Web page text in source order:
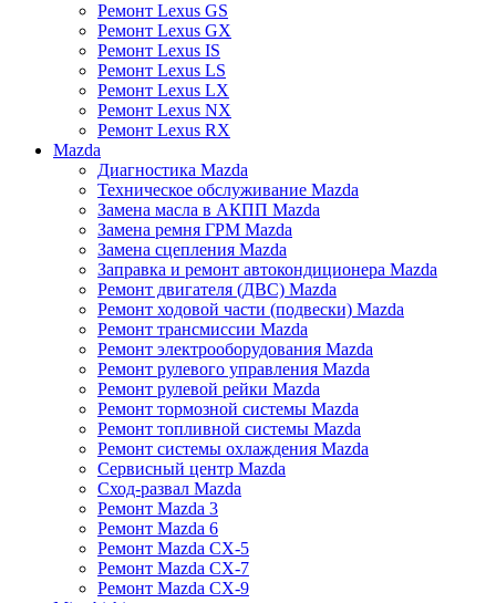
Ремонт Lexus GS
Ремонт Lexus GX
Ремонт Lexus IS
Ремонт Lexus LS
Ремонт Lexus LX
Ремонт Lexus NX
Ремонт Lexus RX
Mazda
Диагностика Mazda
Техническое обслуживание Mazda
Замена масла в АКПП Mazda
Замена ремня ГРМ Mazda
Замена сцепления Mazda
Заправка и ремонт автокондиционера Mazda
Ремонт двигателя (ДВС) Mazda
Ремонт ходовой части (подвески) Mazda
Ремонт трансмиссии Mazda
Ремонт электрооборудования Mazda
Ремонт рулевого управления Mazda
Ремонт рулевой рейки Mazda
Ремонт тормозной системы Mazda
Ремонт топливной системы Mazda
Ремонт системы охлаждения Mazda
Сервисный центр Mazda
Сход-развал Mazda
Ремонт Mazda 3
Ремонт Mazda 6
Ремонт Mazda CX-5
Ремонт Mazda CX-7
Ремонт Mazda CX-9